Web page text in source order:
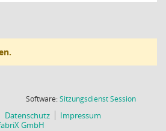
Software:SitzungsdienstSession(Wird in
Datenschutz
Impressum
GmbH